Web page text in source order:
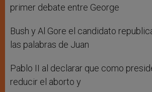
primer debate entre George
Bush y Al Gore el candidato
las palabras de Juan
Pablo II al declarar que como
reducir el aborto y